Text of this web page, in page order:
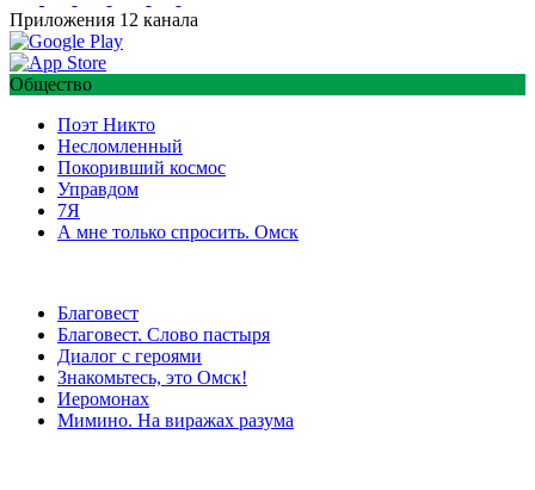
Приложения 12 канала
Общество
Поэт Никто
Несломленный
Покоривший космос
Управдом
7Я
А мне только спросить. Омск
Благовест
Благовест. Слово пастыря
Диалог с героями
Знакомьтесь, это Омск!
Иеромонах
Мимино. На виражах разума